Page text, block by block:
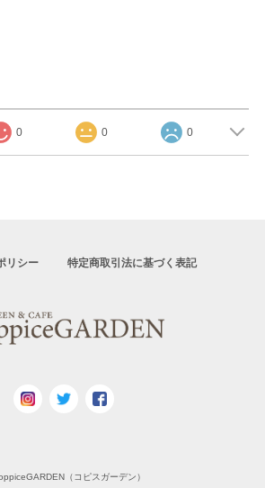
0 0 0
リシー 特定商取引法に基づく表記
（コピスガーデン）